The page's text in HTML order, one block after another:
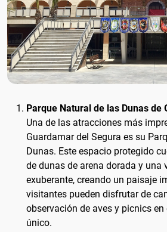
Parque Natural de las Dunas de
Una de las atracciones más
Guardamar del Segura es su
Dunas. Este espacio protegido
de dunas de arena dorada y una
exuberante, creando un paisaje
visitantes pueden disfrutar de
observación de aves y picnics
único.